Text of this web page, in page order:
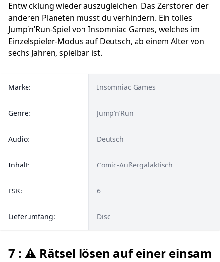
Entwicklung wieder auszugleichen. Das Zerstören der
anderen Planeten musst du verhindern. Ein tolles
Jump’n’Run-Spiel von Insomniac Games, welches im
Einzelspieler-Modus auf Deutsch, ab einem Alter von
sechs Jahren, spielbar ist.
Marke: Insomniac Games
Genre: Jump’n’Run
Audio: Deutsch
Inhalt: Comic-Außergalaktisch
FSK: 6
Lieferumfang: Disc
7 : ⚠️ Rätsel lösen auf einer